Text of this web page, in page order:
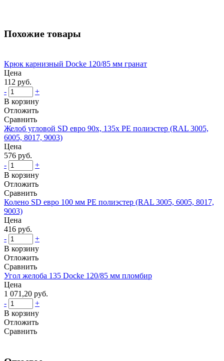
Похожие товары
Крюк карнизный Docke 120/85 мм гранат
Цена
112 руб.
-
+
В корзину
Отложить
Сравнить
Желоб угловой SD евро 90x, 135x PE полиэстер (RAL 3005,
6005, 8017, 9003)
Цена
576 руб.
-
+
В корзину
Отложить
Сравнить
Колено SD евро 100 мм PE полиэстер (RAL 3005, 6005, 8017,
9003)
Цена
416 руб.
-
+
В корзину
Отложить
Сравнить
Угол желоба 135 Docke 120/85 мм пломбир
Цена
1 071,20 руб.
-
+
В корзину
Отложить
Сравнить